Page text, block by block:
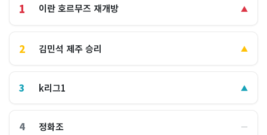
1 이란 호르무즈 재개방 ▲
2 김민석 제주 승리 ▲
3 k리그1 ▲
4 정화조 ―